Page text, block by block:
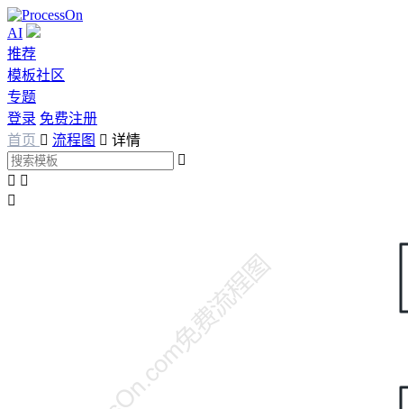
AI
推荐
模板社区
专题
登录 免费注册
首页  流程图  详情

 
